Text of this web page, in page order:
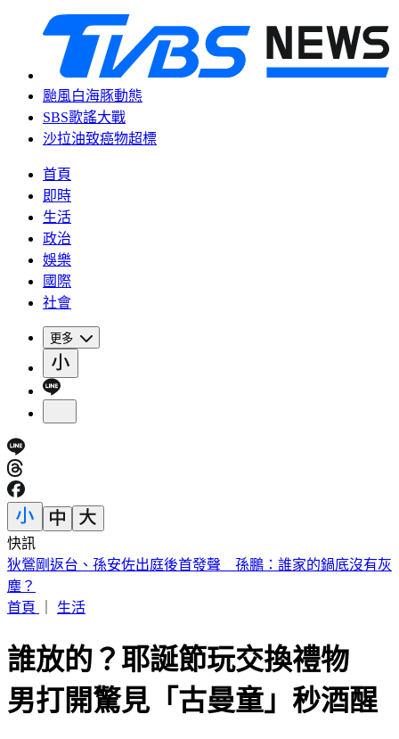
颱風白海豚動態
SBS歌謠大戰
沙拉油致癌物超標
首頁
即時
生活
政治
娛樂
國際
社會
更多
快訊
退休軍公教月退金傳加碼近6％ 行政院：最晚10月與立院溝
通
首頁
生活
誰放的？耶誕節玩交換禮物
男打開驚見「古曼童」秒酒醒